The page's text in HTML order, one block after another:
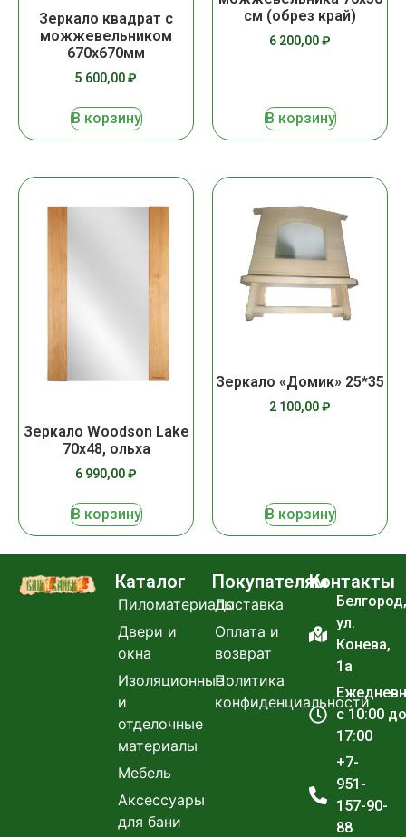
Зеркало квадрат с
можжевельником
670х670мм
5 600,00₽
В корзину
см (обрез край)
6 200,00₽
В корзину
Зеркало Woodson Lake
70х48, ольха
6 990,00₽
В корзину
Зеркало «Домик» 25*35
2 100,00₽
В корзину
Каталог
Пиломатериалы
Двери и
окна
Изоляционные
и
отделочные
материалы
Мебель
Аксессуары
для бани
Покупателям
Доставка
Оплата и
возврат
Политика
конфиденциальности
Контакты
Белгород,
ул.
Конева,
1а
с 10:00 до
17:00
+7-
951-
157-90-
88